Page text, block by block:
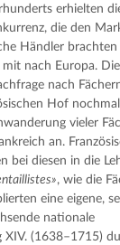
erhielten
die den
Händler brachten
mit nach Europa.
nach
Hof
vieler
an.
bei diesen in die
, wie die
eine eigene,
nationale
XIV. (1638–1715)